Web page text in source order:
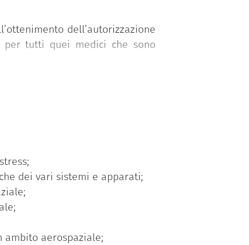
dell’autorizzazione
per tutti quei medici che sono
dei vari sistemi e apparati;
aerospaziale;